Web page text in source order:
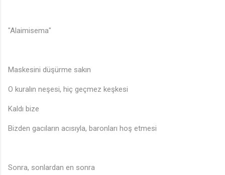
"Alaimisema"
Maskesini düşürme sakın
O kuralın neşesi, hiç geçmez keşkesi
Kaldı bize
Bizden gacıların acısıyla, baronları hoş etmesi
Sonra, sonlardan en sonra